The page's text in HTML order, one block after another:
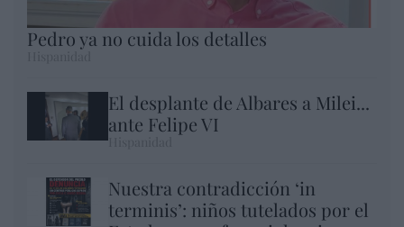
Pedro ya no cuida los detalles
El desplante de Albares a Milei...
ante Felipe VI
Nuestra contradicción ‘in
terminis’: niños tutelados por el